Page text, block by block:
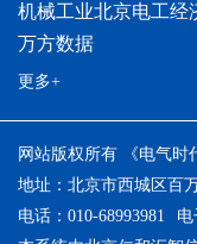
机械工业北京电工经
万方数据
更多+
网站版权所有 《电气时
地址：北京市西城区百
电话：010-68993981
电